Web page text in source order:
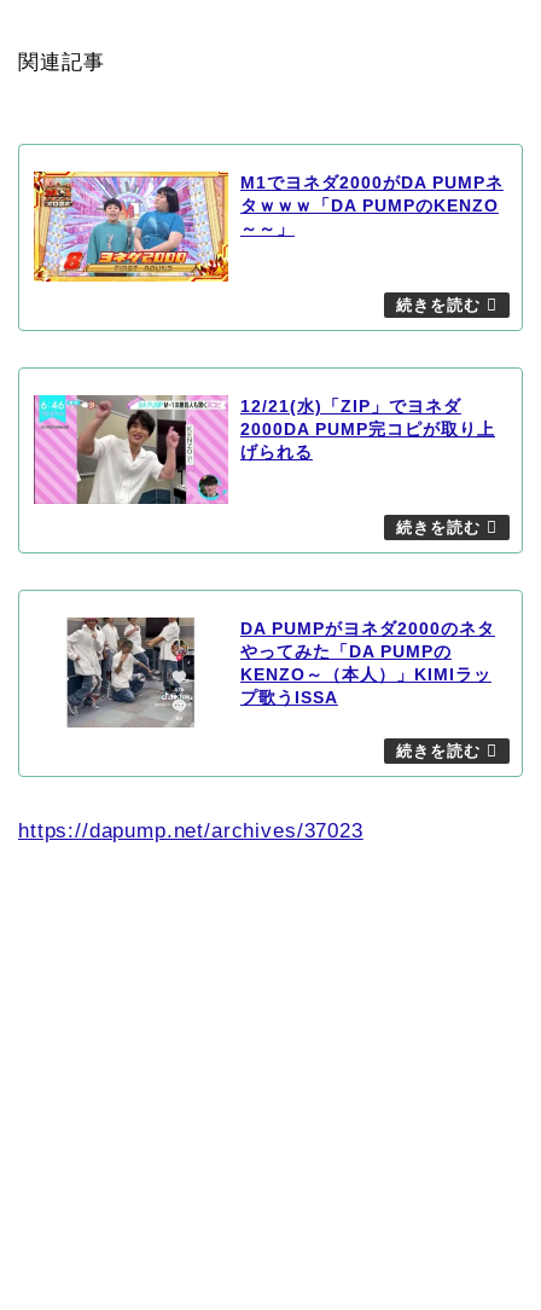
関連記事
M1でヨネダ2000がDA PUMPネ
タｗｗｗ「DA PUMPのKENZO
～～」
12/21(水)「ZIP」でヨネダ
2000DA PUMP完コピが取り上
げられる
DA PUMPがヨネダ2000のネタ
やってみた「DA PUMPの
KENZO～（本人）」KIMIラッ
プ歌うISSA
https://dapump.net/archives/37023